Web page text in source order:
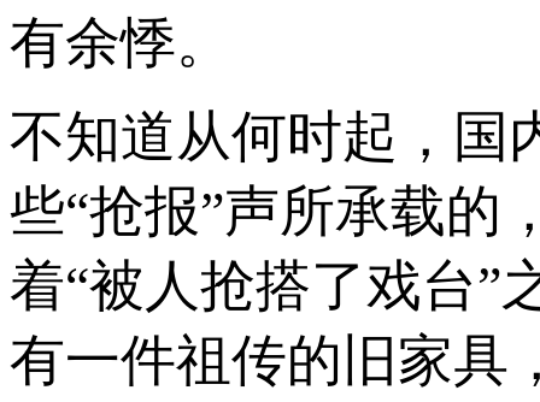
有余悸。
不知道从何时起，国
些“抢报”声所承载的
着“被人抢搭了戏台”
有一件祖传的旧家具